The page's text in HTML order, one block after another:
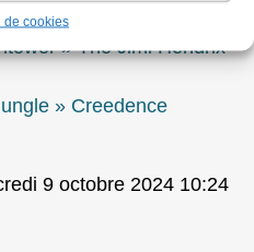
de cookiesStones
» The Jimi Hendrix
» Creedence
9 octobre 2024 10:24